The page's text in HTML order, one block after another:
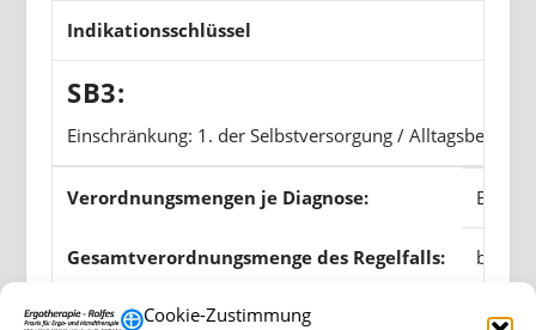
Cookie-Zustimmung
Indikationsschlüssel
SB3:
Einschränkung: 1. der Selbstversorgung /
Verordnungsmengen je Diagnose: Erst-
Gesamtverordnungsmenge des Regelfalls: bis zu
Frequenzempfehlung: mind.